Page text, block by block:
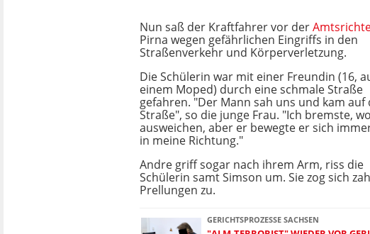
Nun saß der Kraftfahrer vor der
Pirna wegen gefährlichen Eingriffs in den
Straßenverkehr und Körperverletzung.
Die Schülerin war mit einer Freundin (16,
einem Moped) durch eine schmale Straße
gefahren. "Der Mann sah uns und kam auf
Straße", so die junge Frau. "Ich bremste,
ausweichen, aber er bewegte er sich
in meine Richtung."
Andre griff sogar nach ihrem Arm, riss die
Schülerin samt Simson um. Sie zog sich
Prellungen zu.
GERICHTSPROZESSE SACHSEN